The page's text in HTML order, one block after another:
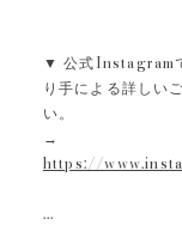
▼ 公式Instagram
り手による詳しい
い。
→
https://
...